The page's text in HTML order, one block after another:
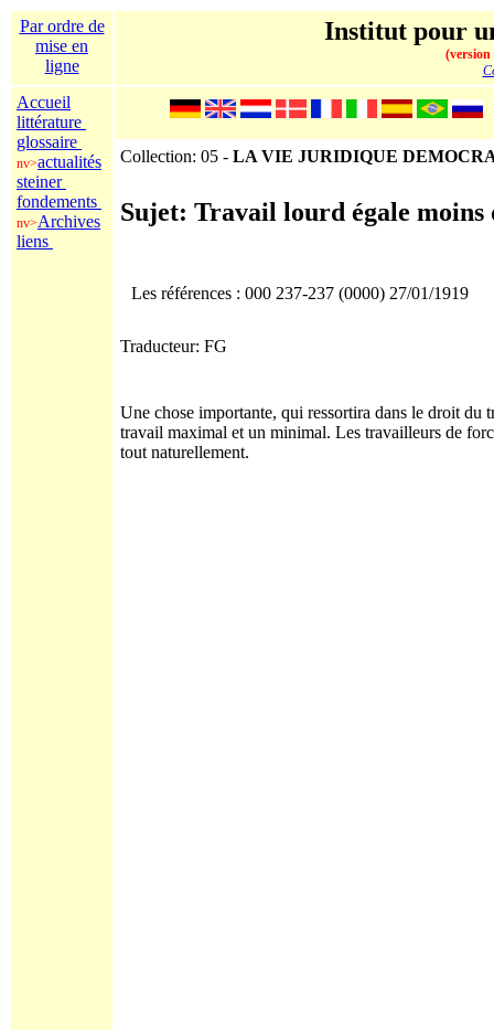
Par ordre de
mise en
ligne
Institut pour
(version
Accueil
littérature
glossaire
nv>actualités
steiner
fondements
nv>Archives
liens
Collection: 05 - LA VIE JURIDIQUE
Sujet: Travail lourd égale moins
Les références : 000 237-237 (0000) 27/01/1919
Traducteur: FG
Une chose importante, qui ressortira dans le droit
travail maximal et un minimal. Les travailleurs de
tout naturellement.